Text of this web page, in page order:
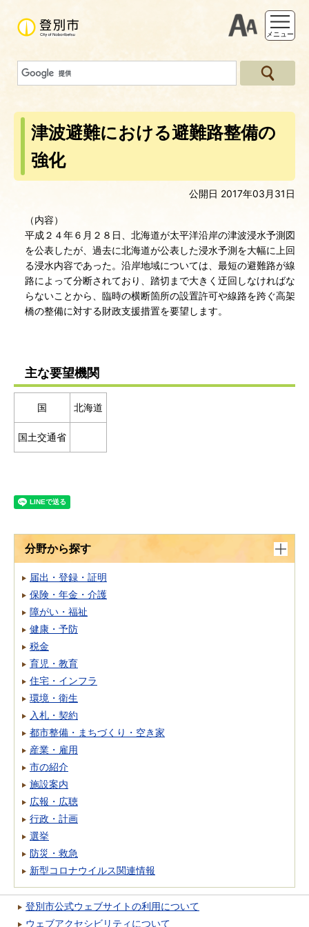
支援ツー
メニュー
津波避難における避難路整備の
強化
公開日 2017年03月31日
（内容）
平成２４年６月２８日、北海道が太平洋沿岸の津波浸水予測図
を公表したが、過去に北海道が公表した浸水予測を大幅に上回
る浸水内容であった。沿岸地域については、最短の避難路が線
路によって分断されており、踏切まで大きく迂回しなければな
らないことから、臨時の横断箇所の設置許可や線路を跨ぐ高架
橋の整備に対する財政支援措置を要望します。
主な要望機関
国 北海道
国土交通省
分野から探す
届出・登録・証明
保険・年金・介護
障がい・福祉
健康・予防
税金
育児・教育
住宅・インフラ
環境・衛生
入札・契約
都市整備・まちづくり・空き家
産業・雇用
市の紹介
施設案内
広報・広聴
行政・計画
選挙
防災・救急
新型コロナウイルス関連情報
登別市公式ウェブサイトの利用について
ウェブアクセシビリティについて